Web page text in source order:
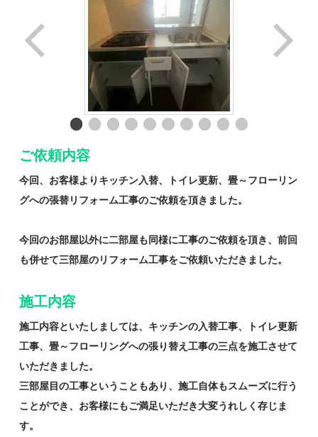
ご依頼内容
今回、お客様よりキッチン入替、トイレ更新、畳～フローリン
グへの張替リフォーム工事のご依頼を頂きました。
今回のお部屋以外に二部屋も同様に工事のご依頼を頂き、前回
も併せて三部屋のリフォーム工事をご依頼いただきました。
施工内容
施工内容といたしましては、キッチンの入替工事、トイレ更新
工事、畳～フローリングへの張り替え工事の三点を施工させて
いただきました。
三部屋目の工事ということもあり、施工自体もスムーズに行う
ことができ、お客様にもご満足いただき大変うれしく存じま
す。